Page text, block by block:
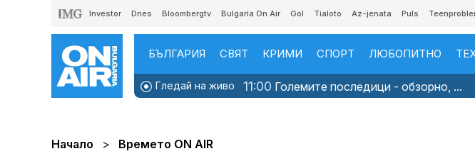
Investor Dnes Bloombergtv Bulgaria On Air Gol Tialoto Az-jenata Puls
БЪЛГАРИЯ СВЯТ КРИМИ СПОРТ ЛЮБОПИТНО
Гледай на живо 11:00 Големите последици - обзорно, ...
Начало Времето ON AIR